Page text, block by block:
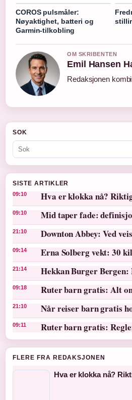
COROS pulsmåler:
Nøyaktighet, batteri og
Garmin-tilkobling
OM SKRIBENTEN
Emil Hansen
Redaksjonen
SOK
SISTE ARTIKLER
09:10 Hva er klokka nå?
09:10 Mid taper fade:
21:10 Downton Abbey: Ved
09:14 Erna Solberg vekt: 30
21:14 Hekkan Burger Bergen:
09:18 Ruter barn gratis: Alt
21:10 Når reiser barn gratis
09:11 Ruter barn gratis:
FLERE FRA REDAKSJONEN
Hva er klokka nå?